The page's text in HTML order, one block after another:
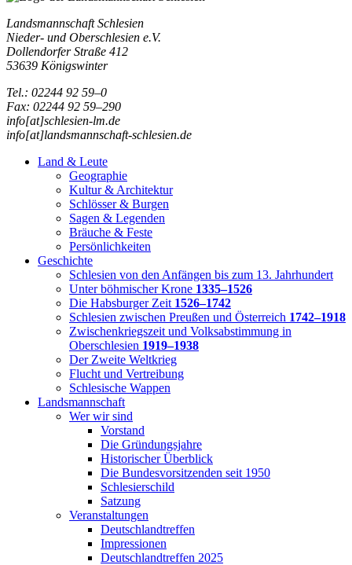
Landsmannschaft Schlesien
Nieder- und Oberschlesien e.V.
Dollendorfer Straße 412
53639 Königswinter
Tel.: 02244 92 59–0
Fax: 02244 92 59–290
info[at]schlesien-lm.de
info[at]landsmannschaft-schlesien.de
Land & Leute
Geographie
Kultur & Architektur
Schlösser & Burgen
Sagen & Legenden
Bräuche & Feste
Persönlichkeiten
Geschichte
Schlesien von den Anfängen bis zum 13. Jahrhundert
Unter böhmischer Krone 1335–1526
Die Habsburger Zeit 1526–1742
Schlesien zwischen Preußen und Österreich 1742–1918
Zwischenkriegszeit und Volksabstimmung in
Oberschlesien 1919–1938
Der Zweite Weltkrieg
Flucht und Vertreibung
Schlesische Wappen
Landsmannschaft
Wer wir sind
Vorstand
Die Gründungsjahre
Historischer Überblick
Die Bundesvorsitzenden seit 1950
Schlesierschild
Satzung
Veranstaltungen
Deutschlandtreffen
Impressionen
Deutschlandtreffen 2025